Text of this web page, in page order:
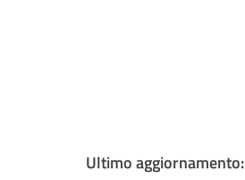
Ultimo aggiornamento: